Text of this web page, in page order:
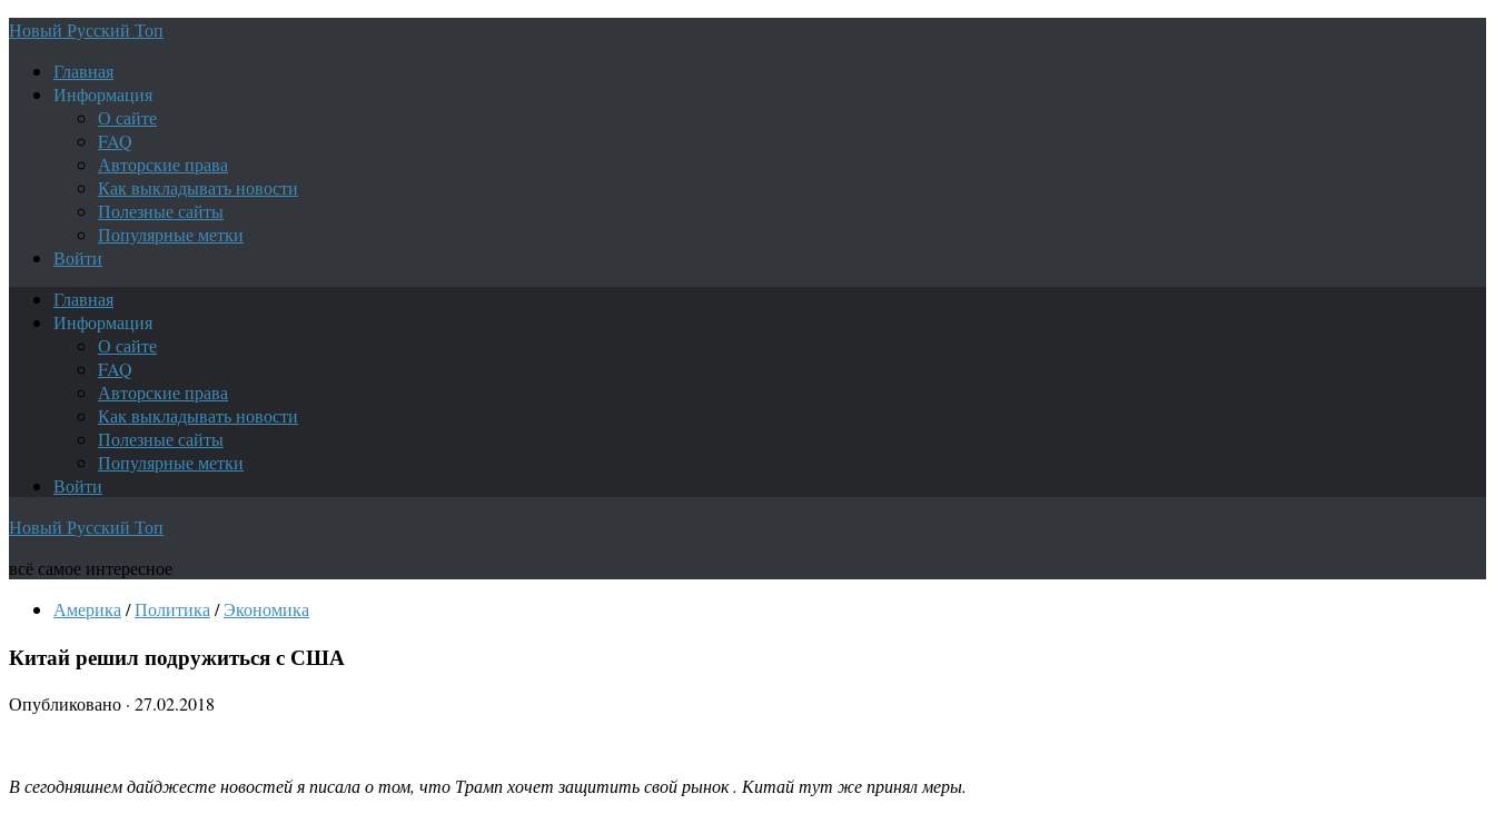
Новый Русский Топ
Главная
Информация
О сайте
FAQ
Авторские права
Как выкладывать новости
Полезные сайты
Популярные метки
Войти
Главная
Информация
О сайте
FAQ
Авторские права
Как выкладывать новости
Полезные сайты
Популярные метки
Войти
Новый Русский Топ
всё самое интересное
Америка /Политика / Экономика
Китай решил подружиться с США
Опубликовано · 27.02.2018
В сегодняшнем дайджесте новостей я писала о том, что Трамп хочет защитить свой рынок . Китай тут же принял меры.